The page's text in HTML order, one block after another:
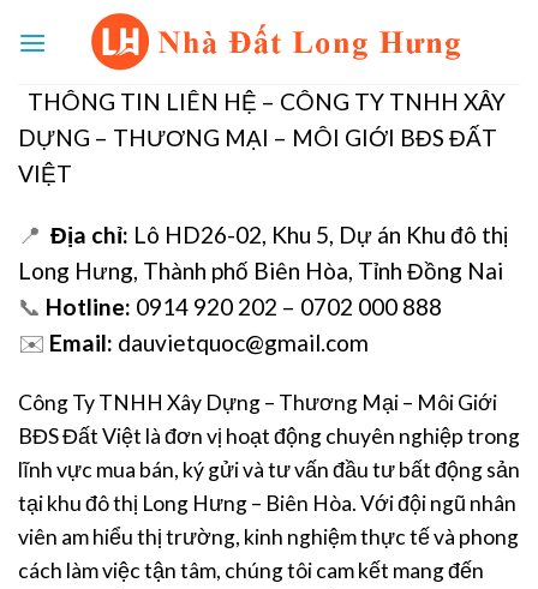
THÔNG TIN LIÊN HỆ – CÔNG TY TNHH XÂY
DỰNG – THƯƠNG MẠI – MÔI GIỚI BĐS ĐẤT
VIỆT
📍 Địa chỉ: Lô HD26-02, Khu 5, Dự án Khu đô thị
Long Hưng, Thành phố Biên Hòa, Tỉnh Đồng Nai
📞 Hotline: 0914 920 202 – 0702 000 888
✉️ Email: dauvietquoc@gmail.com
Công Ty TNHH Xây Dựng – Thương Mại – Môi Giới
BĐS Đất Việt là đơn vị hoạt động chuyên nghiệp trong
lĩnh vực mua bán, ký gửi và tư vấn đầu tư bất động sản
tại khu đô thị Long Hưng – Biên Hòa. Với đội ngũ nhân
viên am hiểu thị trường, kinh nghiệm thực tế và phong
cách làm việc tận tâm, chúng tôi cam kết mang đến